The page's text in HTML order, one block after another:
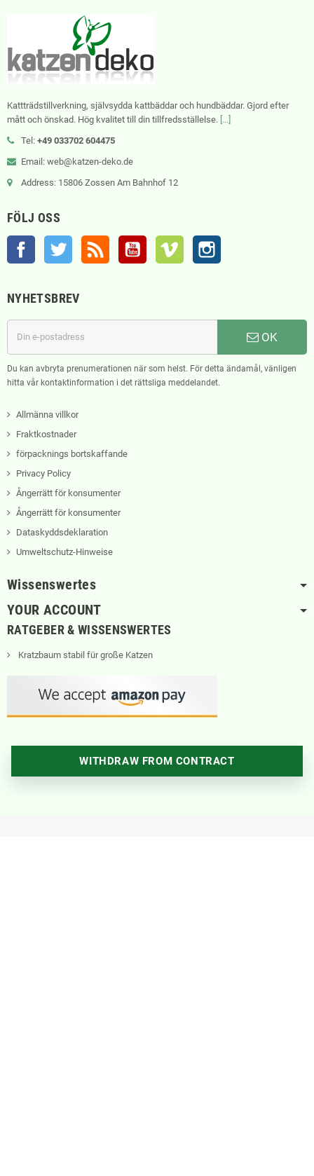
Kattträdstillverkning, självsydda kattbäddar och hundbäddar. Gjord efter
mått och önskad. Hög kvalitet till din tillfredsställelse. [...]
Tel: +49 033702 604475
Email: web@katzen-deko.de
Address: 15806 Zossen Am Bahnhof 12
FÖLJ OSS
Facebook Twitter RSS YouTube Vimeo
NYHETSBREV
OK
Du kan avbryta prenumerationen när som helst. För detta ändamål, vänligen
hitta vår kontaktinformation i det rättsliga meddelandet.
Allmänna villkor
Fraktkostnader
förpacknings bortskaffande
Privacy Policy
Ångerrätt för konsumenter
Ångerrätt för konsumenter
Dataskyddsdeklaration
Umweltschutz-Hinweise
Wissenswertes
YOUR ACCOUNT
RATGEBER & WISSENSWERTES
Kratzbaum stabil für große Katzen
WITHDRAW FROM CONTRACT